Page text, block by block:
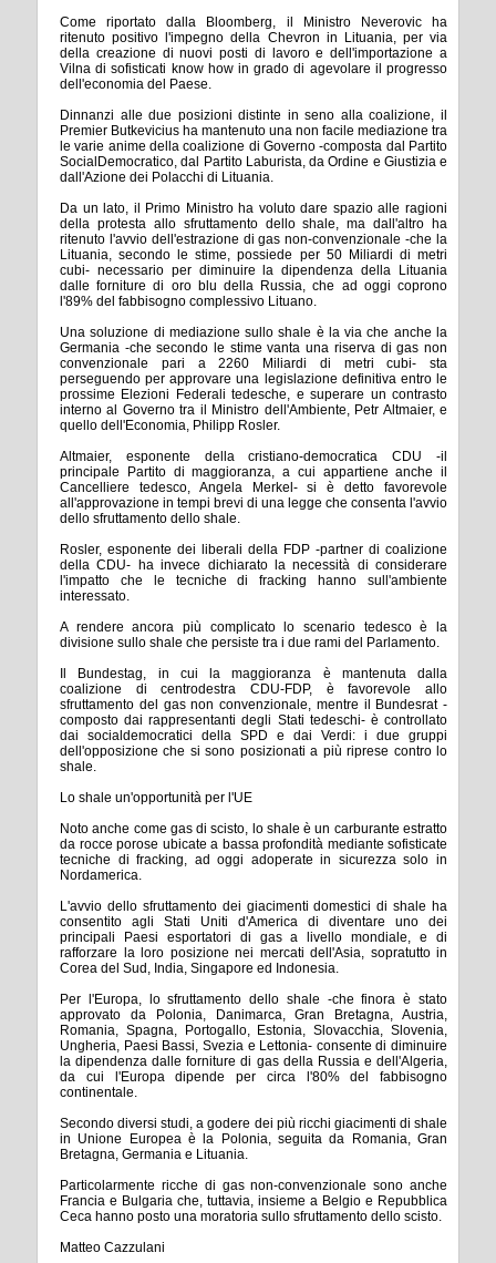
Come riportato dalla Bloomberg, il Ministro Neverovic ha
ritenuto positivo l'impegno della Chevron in Lituania, per via
della creazione di nuovi posti di lavoro e dell'importazione a
Vilna di sofisticati know how in grado di agevolare il progresso
dell'economia del Paese.
Dinnanzi alle due posizioni distinte in seno alla coalizione, il
Premier Butkevicius ha mantenuto una non facile mediazione tra
le varie anime della coalizione di Governo -composta dal Partito
SocialDemocratico, dal Partito Laburista, da Ordine e Giustizia e
dall'Azione dei Polacchi di Lituania.
Da un lato, il Primo Ministro ha voluto dare spazio alle ragioni
della protesta allo sfruttamento dello shale, ma dall'altro ha
ritenuto l'avvio dell'estrazione di gas non-convenzionale -che la
Lituania, secondo le stime, possiede per 50 Miliardi di metri
cubi- necessario per diminuire la dipendenza della Lituania
dalle forniture di oro blu della Russia, che ad oggi coprono
l'89% del fabbisogno complessivo Lituano.
Una soluzione di mediazione sullo shale è la via che anche la
Germania -che secondo le stime vanta una riserva di gas non
convenzionale pari a 2260 Miliardi di metri cubi- sta
perseguendo per approvare una legislazione definitiva entro le
prossime Elezioni Federali tedesche, e superare un contrasto
interno al Governo tra il Ministro dell'Ambiente, Petr Altmaier, e
quello dell'Economia, Philipp Rosler.
Altmaier, esponente della cristiano-democratica CDU -il
principale Partito di maggioranza, a cui appartiene anche il
Cancelliere tedesco, Angela Merkel- si è detto favorevole
all'approvazione in tempi brevi di una legge che consenta l'avvio
dello sfruttamento dello shale.
Rosler, esponente dei liberali della FDP -partner di coalizione
della CDU- ha invece dichiarato la necessità di considerare
l'impatto che le tecniche di fracking hanno sull'ambiente
interessato.
A rendere ancora più complicato lo scenario tedesco è la
divisione sullo shale che persiste tra i due rami del Parlamento.
Il Bundestag, in cui la maggioranza è mantenuta dalla
coalizione di centrodestra CDU-FDP, è favorevole allo
sfruttamento del gas non convenzionale, mentre il Bundesrat -
composto dai rappresentanti degli Stati tedeschi- è controllato
dai socialdemocratici della SPD e dai Verdi: i due gruppi
dell'opposizione che si sono posizionati a più riprese contro lo
shale.
Lo shale un'opportunità per l'UE
Noto anche come gas di scisto, lo shale è un carburante estratto
da rocce porose ubicate a bassa profondità mediante sofisticate
tecniche di fracking, ad oggi adoperate in sicurezza solo in
Nordamerica.
L'avvio dello sfruttamento dei giacimenti domestici di shale ha
consentito agli Stati Uniti d'America di diventare uno dei
principali Paesi esportatori di gas a livello mondiale, e di
rafforzare la loro posizione nei mercati dell'Asia, sopratutto in
Corea del Sud, India, Singapore ed Indonesia.
Per l'Europa, lo sfruttamento dello shale -che finora è stato
approvato da Polonia, Danimarca, Gran Bretagna, Austria,
Romania, Spagna, Portogallo, Estonia, Slovacchia, Slovenia,
Ungheria, Paesi Bassi, Svezia e Lettonia- consente di diminuire
la dipendenza dalle forniture di gas della Russia e dell'Algeria,
da cui l'Europa dipende per circa l'80% del fabbisogno
continentale.
Secondo diversi studi, a godere dei più ricchi giacimenti di shale
in Unione Europea è la Polonia, seguita da Romania, Gran
Bretagna, Germania e Lituania.
Particolarmente ricche di gas non-convenzionale sono anche
Francia e Bulgaria che, tuttavia, insieme a Belgio e Repubblica
Ceca hanno posto una moratoria sullo sfruttamento dello scisto.
Matteo Cazzulani